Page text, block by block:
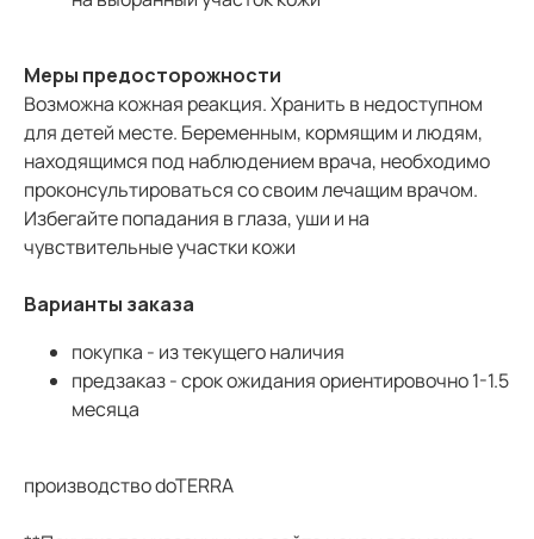
Меры предосторожности
Возможна кожная реакция. Хранить в недоступном
для детей месте. Беременным, кормящим и людям,
находящимся под наблюдением врача, необходимо
проконсультироваться со своим лечащим врачом.
Избегайте попадания в глаза, уши и на
чувствительные участки кожи
Варианты заказа
покупка - из текущего наличия
предзаказ - срок ожидания ориентировочно 1-1.5
месяца
производство doTERRA